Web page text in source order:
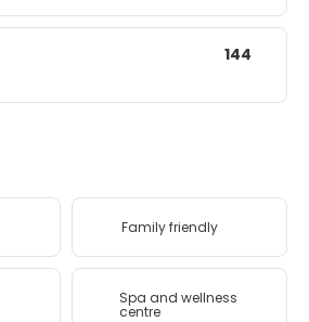
144
Family friendly
Spa and wellness
centre